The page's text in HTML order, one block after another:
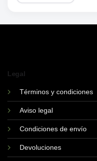
Legal
Términos y condiciones
Aviso legal
Condiciones de envío
Devoluciones